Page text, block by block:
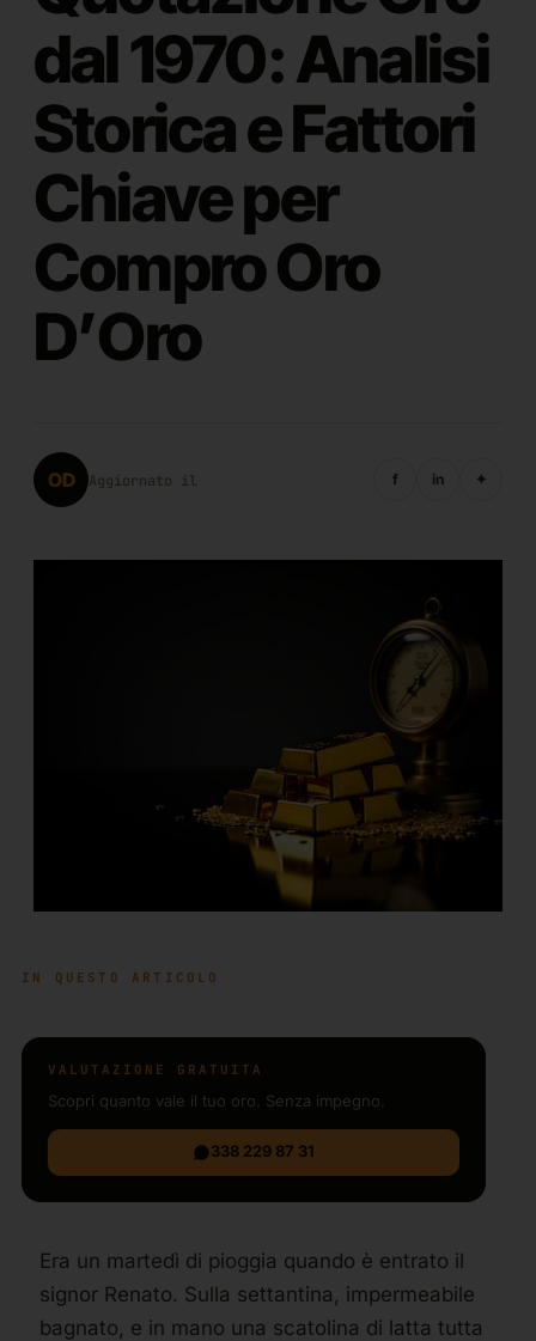
dal 1970: Analisi
Storica e Fattori
Chiave per
Compro Oro
D’Oro
OD Aggiornato il f in ✦
IN QUESTO ARTICOLO
VALUTAZIONE GRATUITA
Scopri quanto vale il tuo oro. Senza impegno.
338 229 87 31
Era un martedì di pioggia quando è entrato il
signor Renato. Sulla settantina, impermeabile
bagnato, e in mano una scatolina di latta tutta